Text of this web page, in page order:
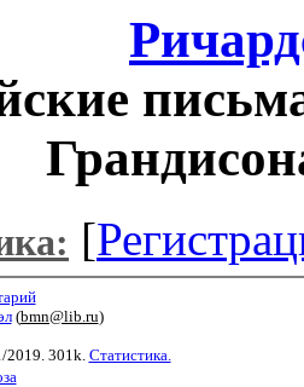
[
(bmn@lib.ru)
301k. Статистика.